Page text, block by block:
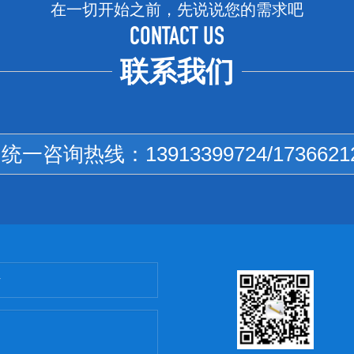
在一切开始之前，先说说您的需求吧
CONTACT US
联系我们
一咨询热线： 13913399724/